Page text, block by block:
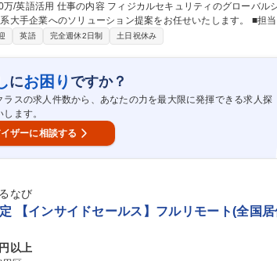
のグローバルシステムインテグレーターである当
へのソリューション提案をお任せいたします。 ■担当アカウント（外資系企業中心）への
係構築 ■入退室管理や監視カメラ等のセキュリティニーズヒア
大手担当）/年収最大1440万/英語活用
英語 完全週休2日制 土日祝休み
にお困り ですか？
ラスの求人件数から、あなたの力を最大限に発揮できる求人探
ます。
ザーに相談する
なび
【インサイドセールス】フルリモート(全国
以上